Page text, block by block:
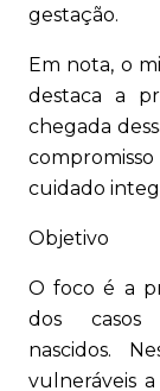
gestação.
Em nota, o
destaca a
chegada
cuidado
Objetivo
O foco é a
dos
nascidos.
vulneráveis